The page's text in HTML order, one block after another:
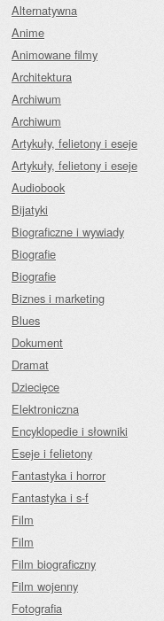
Alternatywna
Anime
Animowane filmy
Architektura
Archiwum
Archiwum
Artykuły, felietony i eseje
Artykuły, felietony i eseje
Audiobook
Bijatyki
Biograficzne i wywiady
Biografie
Biografie
Biznes i marketing
Blues
Dokument
Dramat
Dziecięce
Elektroniczna
Encyklopedie i słowniki
Eseje i felietony
Fantastyka i horror
Fantastyka i s-f
Film
Film
Film biograficzny
Film wojenny
Fotografia